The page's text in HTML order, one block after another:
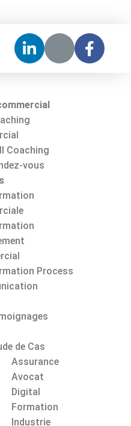
Coaching
vous
Process
de Cas
Assurance
Avocat
Digital
Formation
Industrie